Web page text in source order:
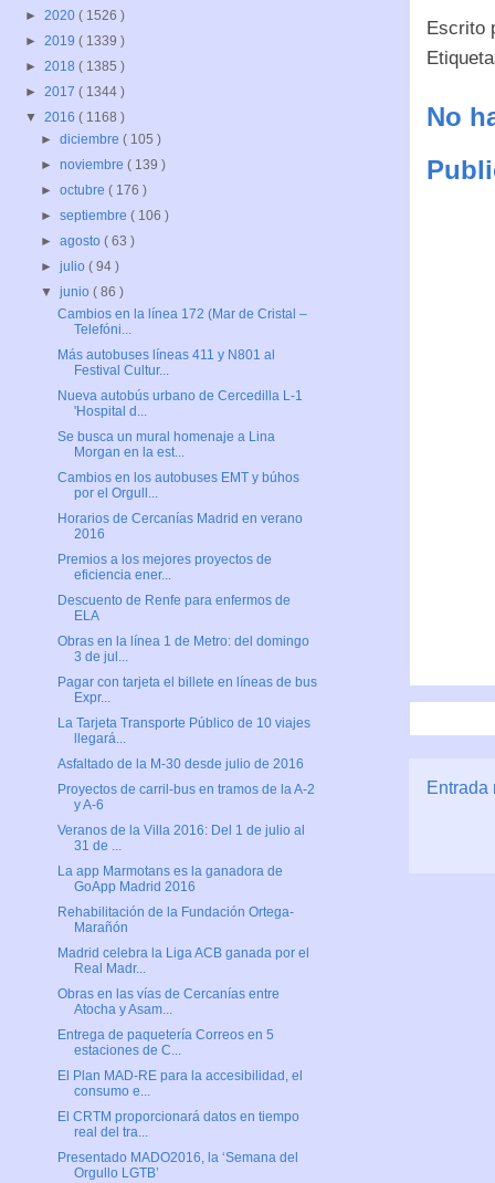
Escrito
No
Entrada
► 2020 ( 1526 )
► 2019 ( 1339 )
► 2018 ( 1385 )
► 2017 ( 1344 )
▼ 2016 ( 1168 )
►diciembre( 105 )
►noviembre( 139 )
►octubre( 176 )
►septiembre( 106 )
►agosto( 63 )
►julio( 94 )
▼junio( 86 )
Cambios en la línea 172 (Mar de Cristal –
Telefóni...
Más autobuses líneas 411 y N801 al
Festival Cultur...
Nueva autobús urbano de Cercedilla L-1
'Hospital d...
Se busca un mural homenaje a Lina
Morgan en la est...
Cambios en los autobuses EMT y búhos
por el Orgull...
Horarios de Cercanías Madrid en verano
2016
Premios a los mejores proyectos de
eficiencia ener...
Descuento de Renfe para enfermos de
ELA
Obras en la línea 1 de Metro: del domingo
3 de jul...
Pagar con tarjeta el billete en líneas de bus
Expr...
La Tarjeta Transporte Público de 10 viajes
llegará...
Asfaltado de la M-30 desde julio de 2016
Proyectos de carril-bus en tramos de la A-2
y A-6
Veranos de la Villa 2016: Del 1 de julio al
31 de ...
La app Marmotans es la ganadora de
GoApp Madrid 2016
Rehabilitación de la Fundación Ortega-
Marañón
Madrid celebra la Liga ACB ganada por el
Real Madr...
Obras en las vías de Cercanías entre
Atocha y Asam...
Entrega de paquetería Correos en 5
estaciones de C...
El Plan MAD-RE para la accesibilidad, el
consumo e...
El CRTM proporcionará datos en tiempo
real del tra...
Presentado MADO2016, la ‘Semana del
Orgullo LGTB’